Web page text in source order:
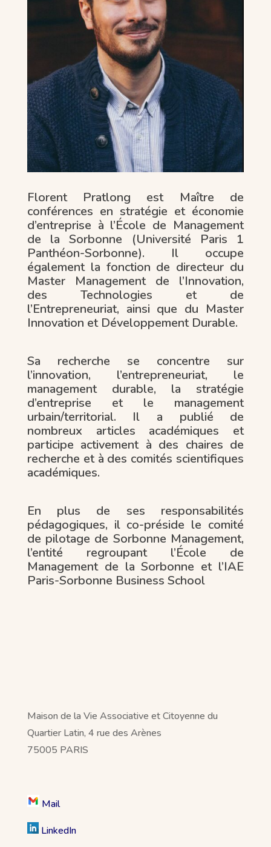
Florent Pratlong est Maître de
conférences en stratégie et économie
d’entreprise à l’École de Management
de la Sorbonne (Université Paris 1
Panthéon-Sorbonne). Il occupe
également la fonction de directeur du
Master Management de l’Innovation,
des Technologies et de
l’Entrepreneuriat, ainsi que du Master
Innovation et Développement Durable.
Sa recherche se concentre sur
l’innovation, l’entrepreneuriat, le
management durable, la stratégie
d’entreprise et le management
urbain/territorial. Il a publié de
nombreux articles académiques et
participe activement à des chaires de
recherche et à des comités scientifiques
académiques.
En plus de ses responsabilités
pédagogiques, il co-préside le comité
de pilotage de Sorbonne Management,
l’entité regroupant l’École de
Management de la Sorbonne et l’IAE
Paris-Sorbonne Business School
Maison de la Vie Associative et Citoyenne du
Quartier Latin, 4 rue des Arènes
75005 PARIS
Mail
LinkedIn